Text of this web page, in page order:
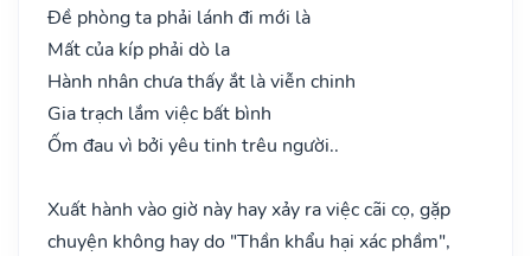
Đề phòng ta phải lánh đi mới là
Mất của kíp phải dò la
Hành nhân chưa thấy ắt là viễn chinh
Gia trạch lắm việc bất bình
Ốm đau vì bởi yêu tinh trêu người..
Xuất hành vào giờ này hay xảy ra việc cãi cọ, gặp
chuyện không hay do "Thần khẩu hại xác phầm",